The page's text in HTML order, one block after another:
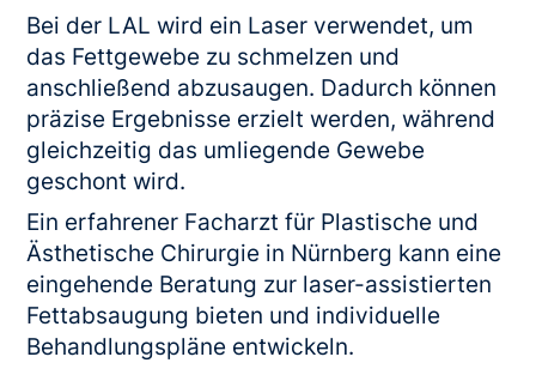
Bei der LAL wird ein Laser verwendet, um
das Fettgewebe zu schmelzen und
anschließend abzusaugen. Dadurch können
präzise Ergebnisse erzielt werden, während
gleichzeitig das umliegende Gewebe
geschont wird.
Ein erfahrener Facharzt für Plastische und
Ästhetische Chirurgie in Nürnberg kann eine
eingehende Beratung zur laser-assistierten
Fettabsaugung bieten und individuelle
Behandlungspläne entwickeln.